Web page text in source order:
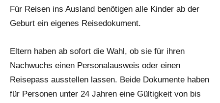
Für Reisen ins Ausland benötigen alle Kinder ab der
Geburt ein eigenes Reisedokument.
Eltern haben ab sofort die Wahl, ob sie für ihren
Nachwuchs einen Personalausweis oder einen
Reisepass ausstellen lassen. Beide Dokumente haben
für Personen unter 24 Jahren eine Gültigkeit von bis